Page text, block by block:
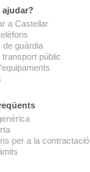
ajudar?
a Castellar
de guàrdia
transport públic
per a la contractació